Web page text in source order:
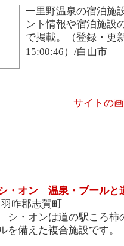
一里野温泉の宿泊施
ント情報や宿泊施設
で掲載。（登録・更
15:00:46）/白山市
サイトの
・オン 温泉・プールと
咋郡志賀町
・オンは道の駅ころ柿
を備えた複合施設です。